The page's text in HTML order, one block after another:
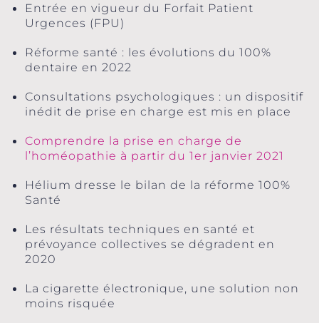
Entrée en vigueur du Forfait Patient
Urgences (FPU)
Réforme santé : les évolutions du 100%
dentaire en 2022
Consultations psychologiques : un dispositif
inédit de prise en charge est mis en place
Comprendre la prise en charge de
l’homéopathie à partir du 1er janvier 2021
Hélium dresse le bilan de la réforme 100%
Santé
Les résultats techniques en santé et
prévoyance collectives se dégradent en
2020
La cigarette électronique, une solution non
moins risquée